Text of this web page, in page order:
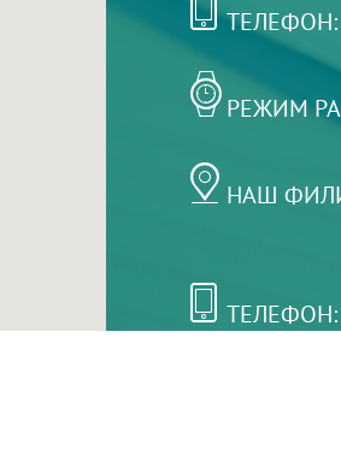
ТЕЛЕФОН:
РЕЖИМ
НАШ
ТЕЛЕФОН: